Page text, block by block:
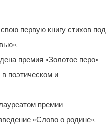
первую книгу стихов под
премия «Золотое перо»
поэтическом и
премии
«Слово о родине».